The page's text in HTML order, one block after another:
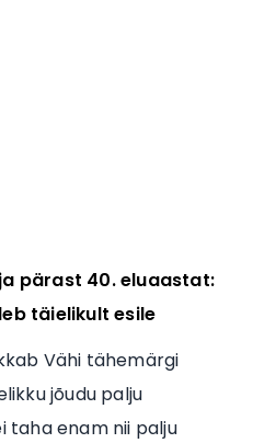
pärast 40. eluaastat:
täielikult esile
Vähi tähemärgi
jõudu palju
taha enam nii palju